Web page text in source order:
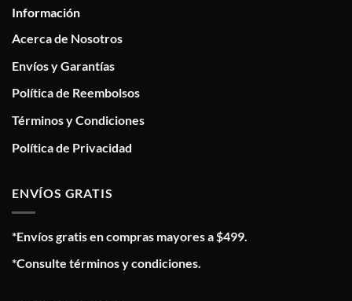
Información
Acerca de Nosotros
Envíos y Garantías
Política de Reembolsos
Términos y Condiciones
Política de Privacidad
ENVÍOS GRATIS
*Envíos gratis en compras mayores a $499.
*Consulte términos y condiciones.